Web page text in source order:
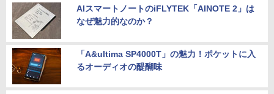
AIスマートノートのiFLYTEK「AINOTE 2」は
なぜ魅力的なのか？
「A&ultima SP4000T」の魅力！ポケットに入
るオーディオの醍醐味